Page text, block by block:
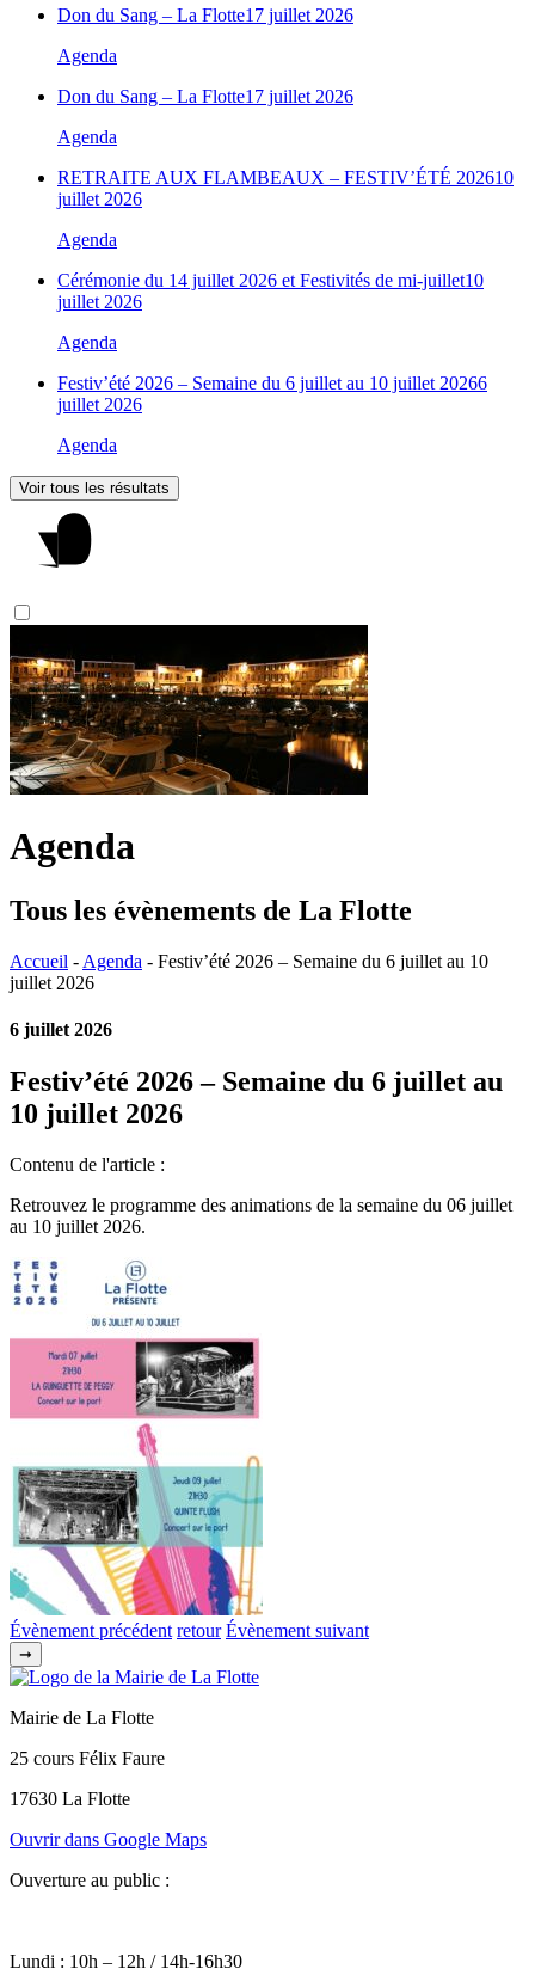
Don du Sang – La Flotte17 juillet 2026
Agenda
Don du Sang – La Flotte17 juillet 2026
Agenda
RETRAITE AUX FLAMBEAUX – FESTIV’ÉTÉ 202610
juillet 2026
Agenda
Cérémonie du 14 juillet 2026 et Festivités de mi-juillet10
juillet 2026
Agenda
Festiv’été 2026 – Semaine du 6 juillet au 10 juillet 20266
juillet 2026
Agenda
Voir tous les résultats
Agenda
Tous les évènements de La Flotte
Accueil - Agenda - Festiv’été 2026 – Semaine du 6 juillet au 10
juillet 2026
6 juillet 2026
Festiv’été 2026 – Semaine du 6 juillet au
10 juillet 2026
Contenu de l'article :
Retrouvez le programme des animations de la semaine du 06 juillet
au 10 juillet 2026.
Évènement précédent retour Évènement suivant
➞
Mairie de La Flotte
25 cours Félix Faure
17630 La Flotte
Ouvrir dans Google Maps
Ouverture au public :
Lundi : 10h – 12h / 14h-16h30